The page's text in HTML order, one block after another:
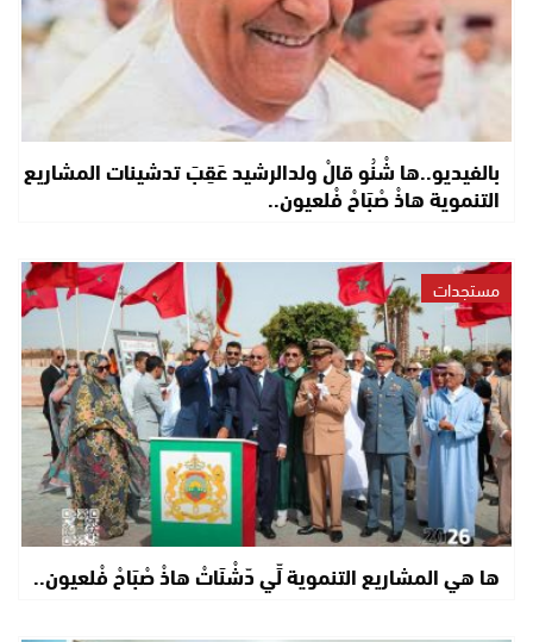
بالفيديو..ها شْنُو قالْ ولدالرشيد عَقِبَ تدشينات المشاريع
التنموية هاذْ صْبَاحْ فْلعيون..
مستجدات
ها هي المشاريع التنموية لِّي دّشْنَاتْ هاذْ صْبَاحْ فْلعيون..